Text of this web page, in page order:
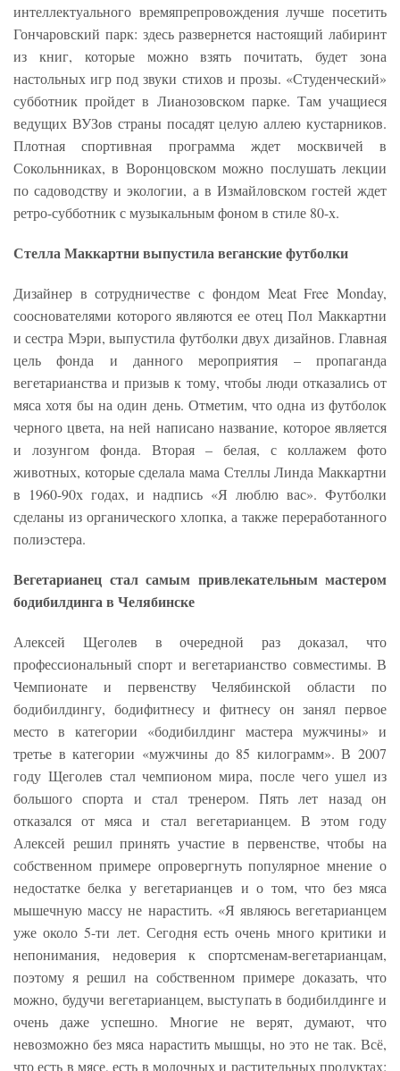
интеллектуального времяпрепровождения лучше посетить
Гончаровский парк: здесь развернется настоящий лабиринт
из книг, которые можно взять почитать, будет зона
настольных игр под звуки стихов и прозы. «Студенческий»
субботник пройдет в Лианозовском парке. Там учащиеся
ведущих ВУЗов страны посадят целую аллею кустарников.
Плотная спортивная программа ждет москвичей в
Сокольнниках, в Воронцовском можно послушать лекции
по садоводству и экологии, а в Измайловском гостей ждет
ретро-субботник с музыкальным фоном в стиле 80-х.
Стелла Маккартни выпустила веганские футболки
Дизайнер в сотрудничестве с фондом Meat Free Monday,
сооснователями которого являются ее отец Пол Маккартни
и сестра Мэри, выпустила футболки двух дизайнов. Главная
цель фонда и данного мероприятия – пропаганда
вегетарианства и призыв к тому, чтобы люди отказались от
мяса хотя бы на один день. Отметим, что одна из футболок
черного цвета, на ней написано название, которое является
и лозунгом фонда. Вторая – белая, с коллажем фото
животных, которые сделала мама Стеллы Линда Маккартни
в 1960-90х годах, и надпись «Я люблю вас». Футболки
сделаны из органического хлопка, а также переработанного
полиэстера.
Вегетарианец стал самым привлекательным мастером
бодибилдинга в Челябинске
Алексей Щеголев в очередной раз доказал, что
профессиональный спорт и вегетарианство совместимы. В
Чемпионате и первенству Челябинской области по
бодибилдингу, бодифитнесу и фитнесу он занял первое
место в категории «бодибилдинг мастера мужчины» и
третье в категории «мужчины до 85 килограмм». В 2007
году Щеголев стал чемпионом мира, после чего ушел из
большого спорта и стал тренером. Пять лет назад он
отказался от мяса и стал вегетарианцем. В этом году
Алексей решил принять участие в первенстве, чтобы на
собственном примере опровергнуть популярное мнение о
недостатке белка у вегетарианцев и о том, что без мяса
мышечную массу не нарастить. «Я являюсь вегетарианцем
уже около 5-ти лет. Сегодня есть очень много критики и
непонимания, недоверия к спортсменам-вегетарианцам,
поэтому я решил на собственном примере доказать, что
можно, будучи вегетарианцем, выступать в бодибилдинге и
очень даже успешно. Многие не верят, думают, что
невозможно без мяса нарастить мышцы, но это не так. Всё,
что есть в мясе, есть в молочных и растительных продуктах: